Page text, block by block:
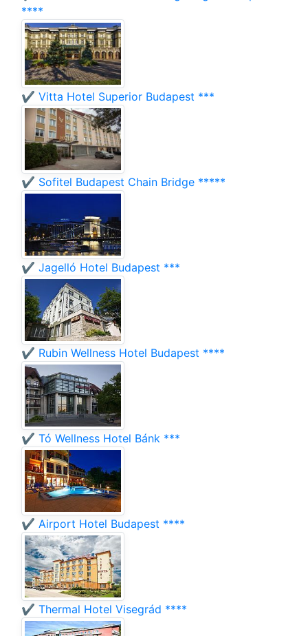
****
✔️ Vitta Hotel Superior Budapest ***
✔️ Sofitel Budapest Chain Bridge *****
✔️ Jagelló Hotel Budapest ***
✔️ Rubin Wellness Hotel Budapest ****
✔️ Tó Wellness Hotel Bánk ***
✔️ Airport Hotel Budapest ****
✔️ Thermal Hotel Visegrád ****